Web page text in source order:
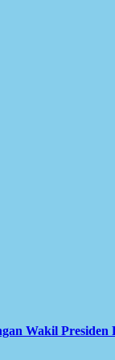
Wakil Presiden